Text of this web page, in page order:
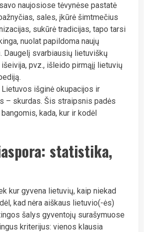
naujosiose tėvynėse pastatė
sales, įkūrė šimtmečius
sukūrė tradicijas, tapo tarsi
nuolat papildoma naujų
Daugelį svarbiausių lietuviškų
pvz., išleido pirmąjį lietuvių
išginė okupacijos ir
– skurdas. Šis straipsnis padės
kada, kur ir kodėl
statistika,
kur gyvena lietuvių, kaip niekad
kad nėra aiškaus lietuvio(-ės)
šalys gyventojų surašymuose
kriterijus: vienos klausia